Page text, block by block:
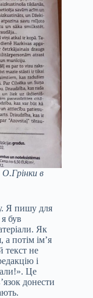
О.Грінки в
Я пишу для
був
Як
потім ім’я
текст не
і
Це
донести